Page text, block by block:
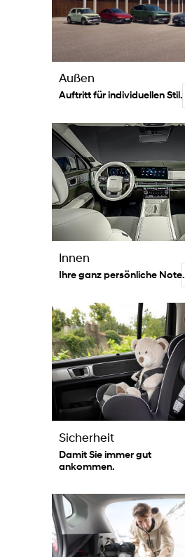
Außen
Auftritt für individuellen Stil.
Innen
Ihre ganz persönliche Note.
Sicherheit
Damit Sie immer gut
ankommen.